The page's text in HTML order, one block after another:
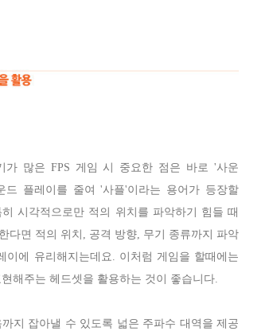
가 많은 FPS 게임 시 중요한 점은 바로 '사운
드 플레이를 줄여 '사플'이라는 용어가 등장할
시각적으로만 적의 위치를 파악하기 힘들 때
다면 적의 위치, 공격 방향, 무기 종류까지 파악
이에 유리해지는데요. 이처럼 게임을 할때에는
해주는 헤드셋을 활용하는 것이 좋습니다.
지 잡아낼 수 있도록 넓은 주파수 대역을 제공